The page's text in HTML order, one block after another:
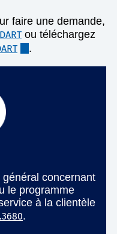
faire une demande,
ou téléchargez
.
général concernant
le programme
à la clientèle
.